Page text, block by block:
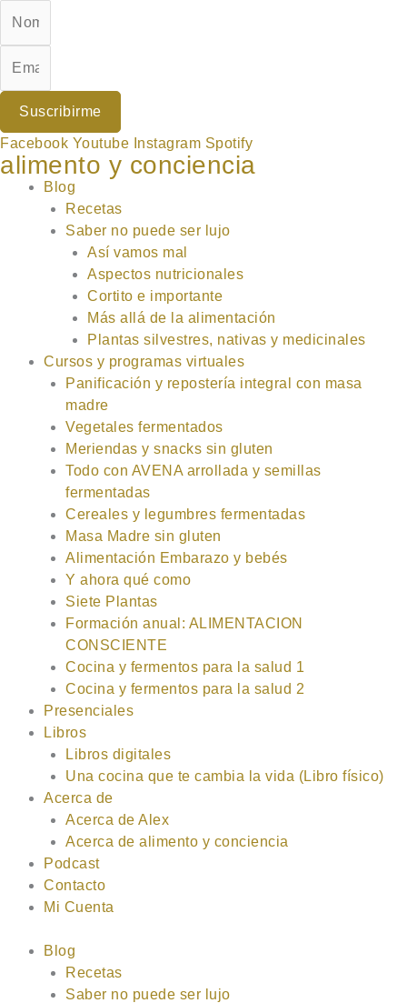
Suscribirme
Facebook Youtube Instagram Spotify
alimento y conciencia
Blog
Recetas
Saber no puede ser lujo
Así vamos mal
Aspectos nutricionales
Cortito e importante
Más allá de la alimentación
Plantas silvestres, nativas y medicinales
Cursos y programas virtuales
Panificación y repostería integral con masa
madre
Vegetales fermentados
Meriendas y snacks sin gluten
Todo con AVENA arrollada y semillas
fermentadas
Cereales y legumbres fermentadas
Masa Madre sin gluten
Alimentación Embarazo y bebés
Y ahora qué como
Siete Plantas
Formación anual: ALIMENTACION
CONSCIENTE
Cocina y fermentos para la salud 1
Cocina y fermentos para la salud 2
Presenciales
Libros
Libros digitales
Una cocina que te cambia la vida (Libro físico)
Acerca de
Acerca de Alex
Acerca de alimento y conciencia
Podcast
Contacto
Mi Cuenta
Blog
Recetas
Saber no puede ser lujo